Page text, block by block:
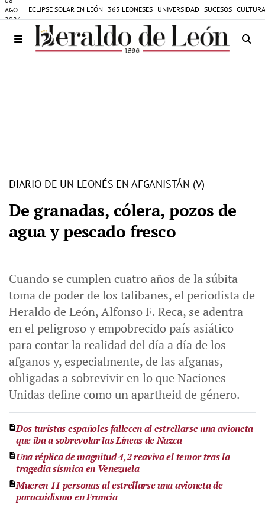
AGO
2026
ECLIPSE SOLAR EN LEÓN 365 LEONESES UNIVERSIDAD SUCESOS
DIARIO DE UN LEONÉS EN AFGANISTÁN (V)
De granadas, cólera, pozos de
agua y pescado fresco
Cuando se cumplen cuatro años de la súbita
toma de poder de los talibanes, el periodista de
Heraldo de León, Alfonso F. Reca, se adentra
en el peligroso y empobrecido país asiático
para contar la realidad del día a día de los
afganos y, especialmente, de las afganas,
obligadas a sobrevivir en lo que Naciones
Unidas define como un apartheid de género.
Dos turistas españoles fallecen al estrellarse una avioneta
que iba a sobrevolar las Líneas de Nazca
Una réplica de magnitud 4,2 reaviva el temor tras la
tragedia sísmica en Venezuela
Mueren 11 personas al estrellarse una avioneta de
paracaidismo en Francia